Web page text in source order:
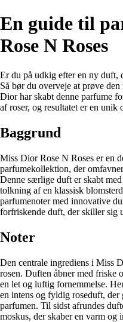
En guide til
Rose N Roses
Er du på udkig efter en ny duft,
Så bør du overveje at prøve
Dior har skabt denne parfume
af roser, og resultatet er en
Baggrund
Miss Dior Rose N Roses er en
parfumekollektion, der
Denne særlige duft er skabt
tolkning af en klassisk
parfumenoter med innovative
forfriskende duft, der skiller sig
Noter
Den centrale ingrediens i Miss
rosen. Duften åbner med friske
en let og luftig fornemmelse.
en intens og fyldig roseduft, der
parfumen. Til sidst afrundes
moskus, der skaber en varm og